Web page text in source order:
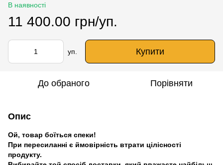
В наявності
11 400.00 грн/уп.
уп. Купити
До обраного Порівняти
Опис
Ой, товар боїться спеки!
При пересиланні є ймовірність втрати цілісності
продукту.